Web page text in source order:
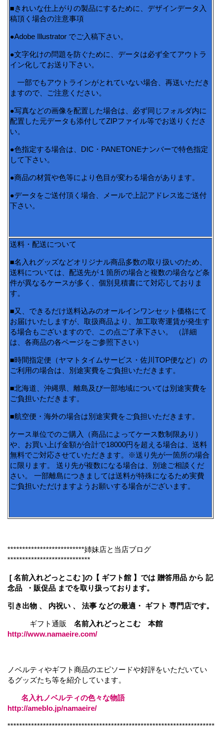
■きれいな仕上がりの製品にするために、デザインデータ入
稿頂く場合の注意事項
●Adobe Illustrator でご入稿下さい。
●文字化けの問題を防ぐために、データは必ず全てアウトラ
イン化してお送り下さい。
一部でもアウトラインがとれていない場合、再送いただき
ますので、ご注意ください。
●写真などの画像を配置した場合は、必ず同じフォルダ内に
配置した元データも添付してZIPファイル等でお送りくださ
い。
●色指定する場合は、DIC・PANETONEナンバーで特色指定
して下さい。
●商品の材質や色等により色目が変わる場合があります。
●データをご送付頂く場合、メールで上記アドレス迄ご送付
下さい。
送料・配送について
■名入れグッズなどオリジナル商品多数の取り扱いのため、
送料については、配送先が１箇所の場合と複数の場合など条
件が異なるケースが多く、個別見積書にて対応しておりま
す。
■又、できるだけ送料込みのオールインワンセット価格にて
お届けいたしますが、取扱商品より、加工取寄運賃が発生す
る場合もございますので、この点ご了承下さい。 （詳細
は、各商品の各ページをご参照下さい）
■時間指定便（ヤマトタイムサービス・佐川TOP便など）の
ご利用の場合は、別途実費をご負担いただきます。
■北海道、沖縄県、離島及び一部地域については別途実費を
ご負担いただきます。
■航空便・海外の場合は別途実費をご負担いただきます。
ケース単位でのご購入（商品によってケース数制限あり）
や、お買い上げ金額が合計で18000円を超える場合は、送料
無料でご対応させていただきます。※送り先が一箇所の場合
に限ります。 送り先が複数になる場合は、別途ご相談くだ
さい。 一部離島につきましては送料が特殊になるため実費
ご負担いただけますようお願いする場合がございます。
**************************姉妹店と当店ブログ
****************************
[ 名前入れどっとこむ ]の【 ギフト館 】では 贈答用品 から 記
念品 ・販促品 までを取り扱っております。
引き出物 、 内祝い 、 法事 などの最適・ ギフト 専門店です。
ギフト通販 名前入れどっとこむ 本館
http://www.namaeire.com/
ノベルティやギフト商品のエピソードや好評をいただいてい
るグッズたち等を紹介しています。
名入れノベルティの色々な物語
http://ameblo.jp/namaeire/
**********************************************************************